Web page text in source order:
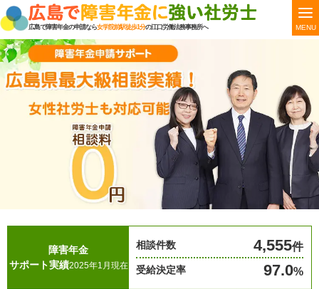
広島で障害年金の申請なら女学院前駅徒歩1分の江口労働法務事務所へ MENU
障害年金
サポート実績2025年1月現在
相談件数 4,555件
受給決定率 97.0%